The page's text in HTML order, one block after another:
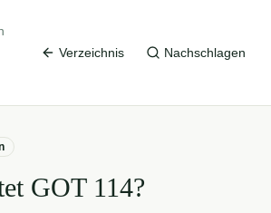
Verzeichnis Nachschlagen
GOT 114?